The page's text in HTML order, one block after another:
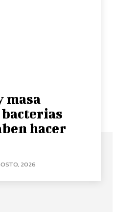
masa
hacer
2026